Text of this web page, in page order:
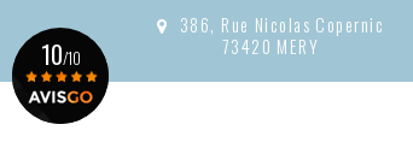
386, Rue Nicolas Copernic
73420 MERY
10/10